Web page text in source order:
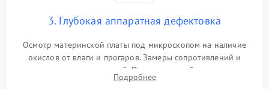
3. Глубокая аппаратная дефектовка
Осмотр материнской платы под микроскопом на наличие
окислов от влаги и прогаров. Замеры сопротивлений и
дежурных напряжений. Проверка цепей питания,
мультиконтроллера, процессора и видеочипа.
Подробнее